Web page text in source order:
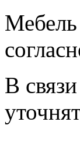
Мебель
В